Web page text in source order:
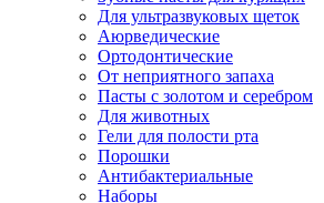
Для ультразвуковых щеток
Аюрведические
Ортодонтические
От неприятного запаха
Пасты с золотом и серебром
Для животных
Гели для полости рта
Порошки
Антибактериальные
Наборы